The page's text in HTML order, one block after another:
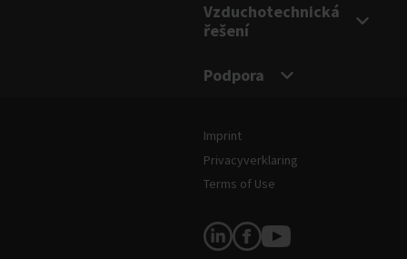
Vzduchotechnická
řešení
Podpora
Právní informace a podmínky
Imprint
Privacyverklaring
Terms of Use
Sledujte nás